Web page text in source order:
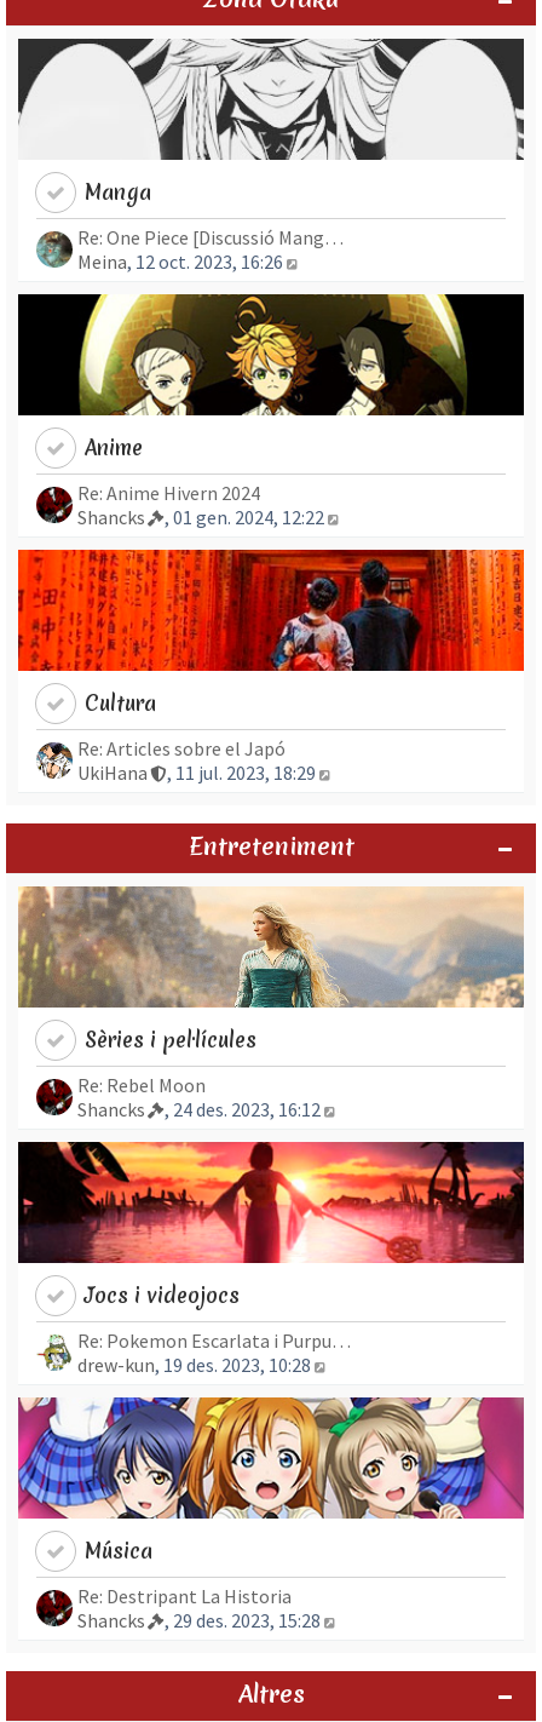
Manga
Re: One Piece [Discussió Mang…
Meina, 12 oct. 2023, 16:26
Anime
Re: Anime Hivern 2024
Shancks
, 01 gen. 2024, 12:22
Cultura
Re: Articles sobre el Japó
UkiHana
, 11 jul. 2023, 18:29
Entreteniment
Sèries i pel·lícules
Re: Rebel Moon
Shancks
, 24 des. 2023, 16:12
Jocs i videojocs
Re: Pokemon Escarlata i Purpu…
drew-kun, 19 des. 2023, 10:28
Música
Re: Destripant La Historia
Shancks
, 29 des. 2023, 15:28
Altres